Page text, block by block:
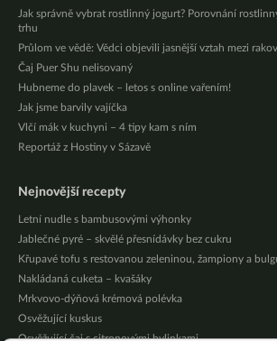
Jak správně vybrat rostlinný jogurt? Porovnání
trhu
Průlom ve vědě: Vědci objevili jasnější vztah mezi
Čaj Puer Shu nelisovaný
Hubneme do plavek – letos s online vařením!
Jak jsme barvily vajíčka
Vlčí mák v kuchyni – 4 tipy kam s ním
Reportáž z Hostiny v Sázavě
Nejnovější recepty
Letní nudle s bambusovými výhonky
Jablečné pyré – skvělé přesnídávky bez cukru
Křupavé tofu s restovanou zeleninou, žampiony a
Nakládaná cuketa – kvašáky
Mrkvovo-dýňová krémová polévka
Osvěžující kuskus
Osvěžující čaj s citronovými bylinkami